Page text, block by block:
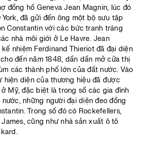
đồng hồ Geneva Jean Magnin, lúc đó
đã gửi đến ông một bộ sưu tập
Constantin với các bức tranh tráng
nhà môi giới ở Le Havre. Jean
nhiệm Ferdinand Thieriot đã đại diện
đến năm 1848, dần dần mở cửa thị
các thành phố lớn của đất nước. Vào
hiện diện của thương hiệu đã được
Mỹ, đặc biệt là trong số các gia đình
những người đại diện đeo đồng
Trong số đó có Rockefellers,
cũng như nhà sản xuất ô tô